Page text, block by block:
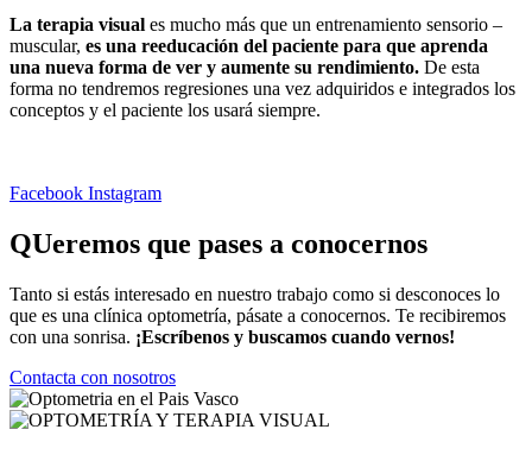
La terapia visual es mucho más que un entrenamiento sensorio –
muscular, es una reeducación del paciente para que aprenda
una nueva forma de ver y aumente su rendimiento. De esta
forma no tendremos regresiones una vez adquiridos e integrados los
conceptos y el paciente los usará siempre.
Facebook Instagram
QUeremos que pases a conocernos
Tanto si estás interesado en nuestro trabajo como si desconoces lo
que es una clínica optometría, pásate a conocernos. Te recibiremos
con una sonrisa. ¡Escríbenos y buscamos cuando vernos!
Contacta con nosotros